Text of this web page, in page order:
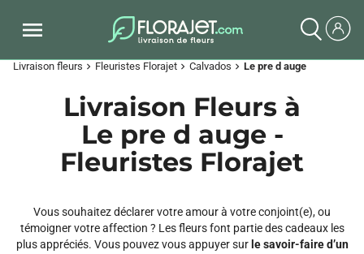
Livraison fleurs chevron_right Fleuristes Florajet chevron_right Calvados chevron_right Le pre d auge
Livraison Fleurs à
Le pre d auge -
Fleuristes Florajet
Vous souhaitez déclarer votre amour à votre conjoint(e), ou
témoigner votre affection ? Les fleurs font partie des cadeaux les
plus appréciés. Vous pouvez vous appuyer sur le savoir-faire d’un